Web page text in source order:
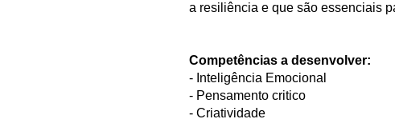
a resiliência e que são essenciais
Competências a desenvolver:
- Inteligência Emocional
- Pensamento critico
- Criatividade